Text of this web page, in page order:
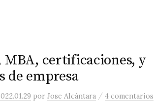
certificaciones, y
de empresa
por Jose Alcántara / 4 comentarios